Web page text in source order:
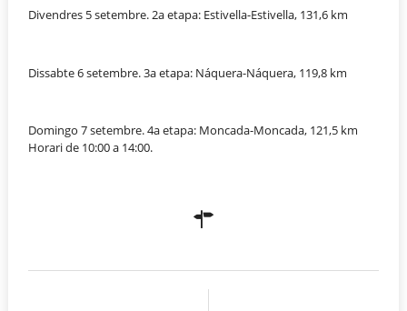
Divendres 5 setembre. 2a etapa: Estivella-Estivella, 131,6 km
Dissabte 6 setembre. 3a etapa: Náquera-Náquera, 119,8 km
Domingo 7 setembre. 4a etapa: Moncada-Moncada, 121,5 km
Horari de 10:00 a 14:00.